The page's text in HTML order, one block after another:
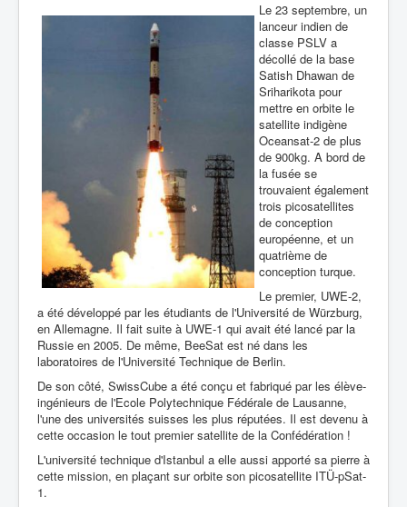
Europespace
Le 23 septembre, un
lanceur indien de
classe PSLV a
décollé de la base
Satish Dhawan de
Sriharikota pour
mettre en orbite le
satellite indigène
Oceansat-2 de plus
de 900kg. A bord de
la fusée se
trouvaient également
trois picosatellites
de conception
européenne, et un
quatrième de
conception turque.
Le premier, UWE-2,
a été développé par les étudiants de l'Université de Würzburg,
en Allemagne. Il fait suite à UWE-1 qui avait été lancé par la
Russie en 2005. De même, BeeSat est né dans les
laboratoires de l'Université Technique de Berlin.
De son côté, SwissCube a été conçu et fabriqué par les élève-
ingénieurs de l'Ecole Polytechnique Fédérale de Lausanne,
l'une des universités suisses les plus réputées. Il est devenu à
cette occasion le tout premier satellite de la Confédération !
L'université technique d'Istanbul a elle aussi apporté sa pierre à
cette mission, en plaçant sur orbite son picosatellite ITÜ-pSat-
1.